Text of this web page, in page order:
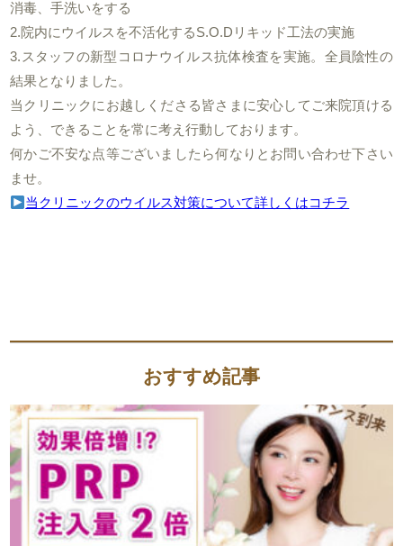
消毒、手洗いをする
2.院内にウイルスを不活化するS.O.Dリキッド工法の実施
3.スタッフの新型コロナウイルス抗体検査を実施。 全員陰性の
結果となりました。
当クリニックにお越しくださる皆さまに安心してご来院頂ける
よう、できることを常に考え行動しております。
何かご不安な点等ございましたら何なりとお問い合わせ下さい
ませ。
当クリニックのウイルス対策について詳しくはコチラ
おすすめ記事